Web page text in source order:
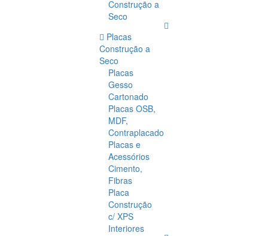
Construção a
Seco
Placas
Construção a
Seco
Placas
Gesso
Cartonado
Placas OSB,
MDF,
Contraplacado
Placas e
Acessórios
Cimento,
Fibras
Placa
Construção
c/ XPS
Interiores